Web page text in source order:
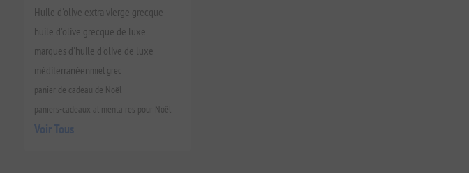
Huile d'olive extra vierge grecque
huile d'olive grecque de luxe
marques d'huile d'olive de luxe
méditerranéenmiel grec
panier de cadeau de Noël
paniers-cadeaux alimentaires pour Noël
Voir Tous